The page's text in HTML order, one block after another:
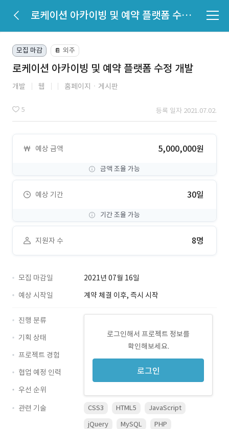
로케이션 아카이빙 및 예약 플랫폼 수정 개발
모집 마감 📔 외주
로케이션 아카이빙 및 예약 플랫폼 수정 개발
개발 웹 홈페이지ㆍ게시판
5 등록 일자 2021.07.02.
예상 금액 5,000,000원
금액 조율 가능
예상 기간 30일
기간 조율 가능
지원자 수 8명
모집 마감일
2021년 07월 16일
예상 시작일
계약 체결 이후, 즉시 시작
로그인해서 프로젝트 정보를
확인해보세요.
로그인
진행 분류
기획 상태
프로젝트 경험
협업 예정 인력
우선 순위
관련 기술
CSS3 HTML5
JavaScript
jQuery
MySQL PHP